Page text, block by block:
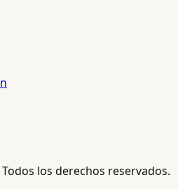
Todos los derechos reservados.